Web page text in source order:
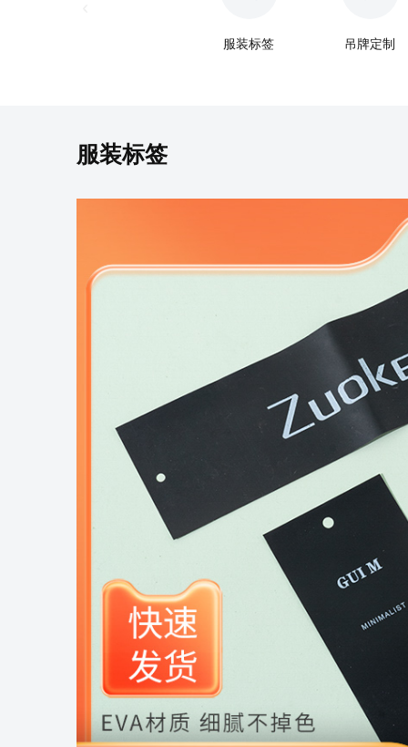
服装标签 吊牌定制
服装标签